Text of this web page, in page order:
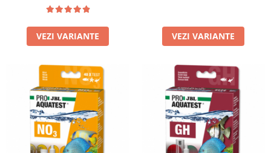
VEZI VARIANTE VEZI VARIANTE